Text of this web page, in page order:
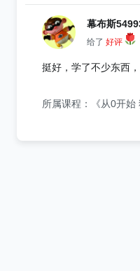
幕布斯
给了 好评
挺好，学了不少东西
所属课程：《从0开